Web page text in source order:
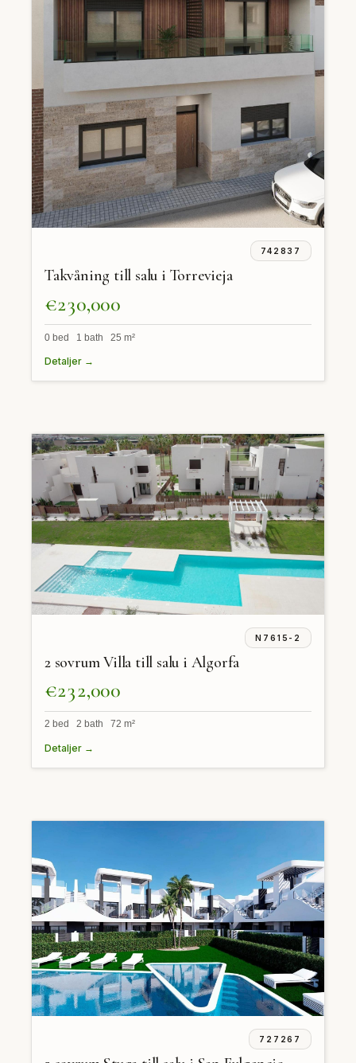
742837
Takvåning till salu i Torrevieja
€230,000
0 bed 1 bath 25 m²
Detaljer →
N7615-2
2 sovrum Villa till salu i Algorfa
€232,000
2 bed 2 bath 72 m²
Detaljer →
727267